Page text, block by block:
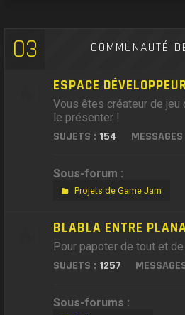
03 COMMUNAUTÉ
ESPACE
Vous êtes créateur de jeu
le présenter !
SUJETS : 154 MESSAGES
Sous-forum :
Projets de Game Jam
BLABLA ENTRE
Pour papoter de tout et
SUJETS : 1257
Sous-forums :